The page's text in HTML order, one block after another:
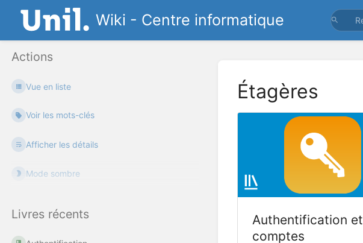
Wiki - Centre informatique
Actions
Vue en liste
Voir les mots-clés
Afficher les détails
Mode sombre
Livres récents
Étagères
Authentification et
comptes